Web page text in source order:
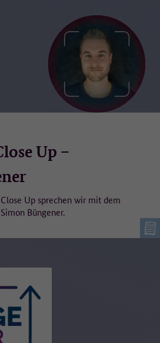
Up –
Up sprechen wir mit dem
Büngener.